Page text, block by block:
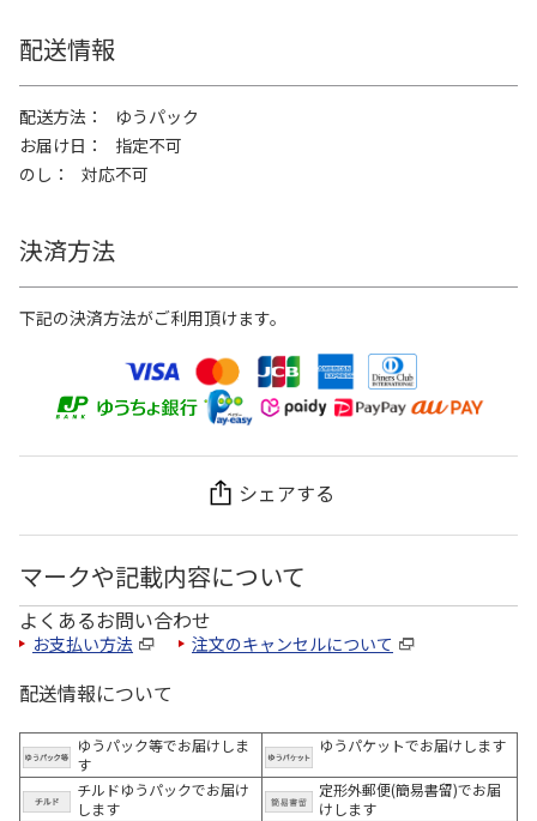
配送情報
配送方法
ゆうパック
お届け日
指定不可
のし
対応不可
決済方法
下記の決済方法がご利用頂けます。
シェアする
マークや記載内容について
よくあるお問い合わせ
お支払い方法 注文のキャンセルについて
配送情報について
ゆうパック等でお届けしま
す
ゆうパケットでお届けします
チルドゆうパックでお届け
します
定形外郵便(簡易書留)でお届
けします